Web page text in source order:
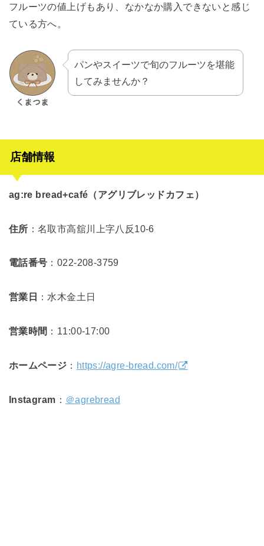
フルーツの値上げもあり、なかなか購入できないと感じ
ている方へ。
パンやスイーツで旬のフルーツを堪能
してみませんか？
店舗情報
ag:re bread+café（アグリブレッドカフェ）
住所 ：名取市高舘川上字八反10-6
電話番号 ：022-208-3759
営業日 ：水木金土日
営業時間 ：11:00-17:00
ホームページ ： https://agre-bread.com/
Instagram ： ＠agrebread